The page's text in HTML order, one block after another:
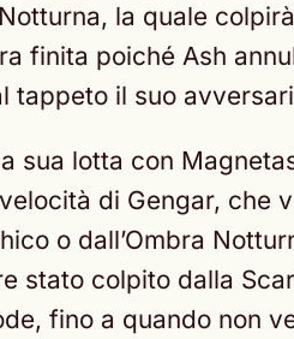
la quale
finita poiché Ash
tappeto il suo
sua lotta con
di Gengar, che
o dall’Ombra
stato colpito dalla
fino a quando non